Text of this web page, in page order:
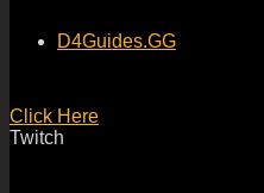
D4Guides.GG
Click Here
Twitch